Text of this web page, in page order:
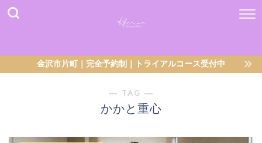
金沢市片町｜完全予約制｜トライアルコース受付中
― TAG ―
かかと重心